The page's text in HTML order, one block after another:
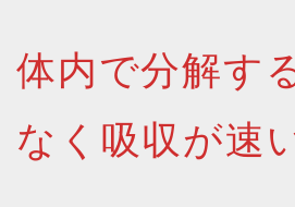
体内で分解す
なく吸収が速